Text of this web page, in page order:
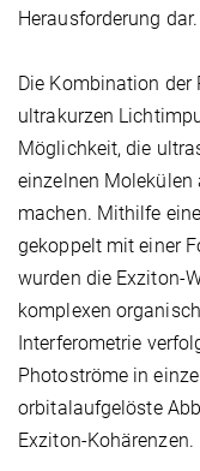
Herausforderung dar.
Die Kombination
ultrakurzen
Möglichkeit, die
einzelnen Molekülen
machen. Mithilfe
gekoppelt mit einer
wurden die Exziton-
komplexen
Interferometrie
Photoströme in
orbitalaufgelöste
Exziton-Kohärenzen.